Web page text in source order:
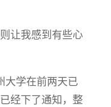
让我感到有些心
大学在前两天已
经下了通知，整